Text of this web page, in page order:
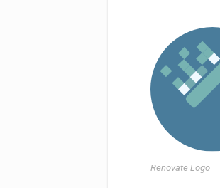
Renovate Logo